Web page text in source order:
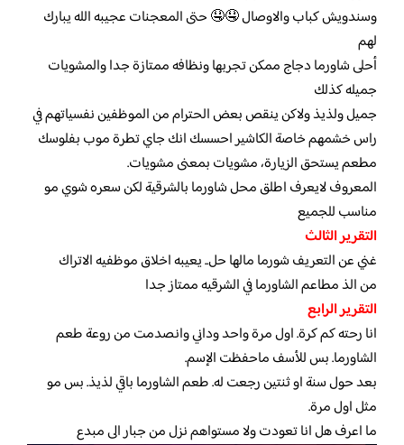
وسندويش كباب والاوصال 🤤🤤 حتى المعجنات عجيبه الله يبارك
لهم
أحلى شاورما دجاج ممكن تجربها ونظافه ممتازة جدا والمشويات
جميله كذلك
جميل ولذيذ ولاكن ينقص بعض الحترام من الموظفين نفسياتهم في
راس خشمهم خاصة الكاشير احسسك انك جاي تطرة موب بفلوسك
مطعم يستحق الزيارة، مشويات بمعنى مشويات.
المعروف لايعرف اطلق محل شاورما بالشرقية لكن سعره شوي مو
مناسب للجميع
التقرير الثالث
غني عن التعريف شورما مالها حل.. يعيبه اخلاق موظفيه الاتراك
من الذ مطاعم الشاورما في الشرقيه ممتاز جدا
التقرير الرابع
انا رحته كم كرة. اول مرة واحد وداني وانصدمت من روعة طعم
الشاورما. بس للأسف ماحفظت الإسم.
بعد حول سنة او ثنتين رجعت له. طعم الشاورما باقي لذيذ. بس مو
مثل اول مرة.
ما اعرف هل انا تعودت ولا مستواهم نزل من جبار الى مبدع